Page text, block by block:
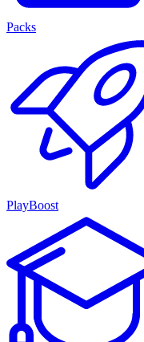
Packs
PlayBoost